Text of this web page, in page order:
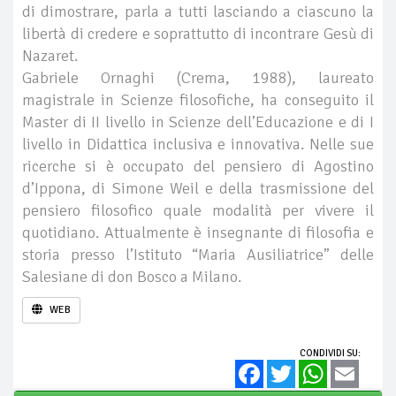
di dimostrare, parla a tutti lasciando a ciascuno la
libertà di credere e soprattutto di incontrare Gesù di
Nazaret.
Gabriele Ornaghi (Crema, 1988), laureato
magistrale in Scienze filosofiche, ha conseguito il
Master di II livello in Scienze dell’Educazione e di I
livello in Didattica inclusiva e innovativa. Nelle sue
ricerche si è occupato del pensiero di Agostino
d’Ippona, di Simone Weil e della trasmissione del
pensiero filosofico quale modalità per vivere il
quotidiano. Attualmente è insegnante di filosofia e
storia presso l’Istituto “Maria Ausiliatrice” delle
Salesiane di don Bosco a Milano.
WEB
CONDIVIDI SU:
FacebookTwitter WhatsApp